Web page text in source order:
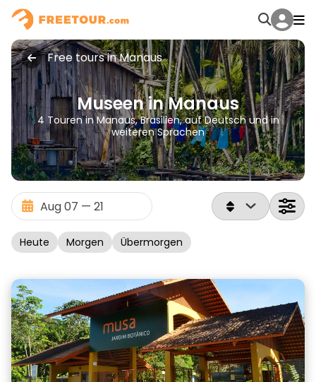
Free tours in Manaus
Museen in Manaus
4 Touren in Manaus, Brasilien, auf Deutsch und in
weiteren Sprachen
Heute Morgen Übermorgen